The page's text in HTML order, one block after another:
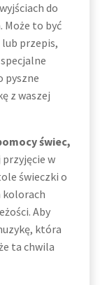
do
Może to być
przepis,
pyszne
z waszej
świec,
przyjęcie w
świeczki o
kolorach
Aby
która
ta chwila